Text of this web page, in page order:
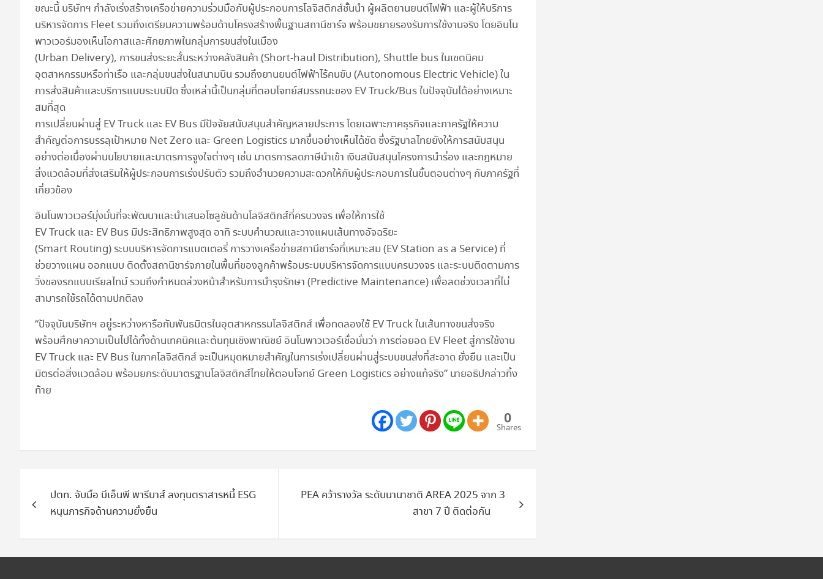
ขณะนี้ บริษัทฯ กำลังเร่งสร้างเครือข่ายความร่วมมือกับผู้ประกอบการโลจิสติกส์ชั้นนำ ผู้ผลิตยานยนต์ไฟฟ้า และผู้ให้บริการ
บริหารจัดการ Fleet รวมถึงเตรียมความพร้อมด้านโครงสร้างพื้นฐานสถานีชาร์จ พร้อมขยายรองรับการใช้งานจริง โดยอินโน
พาวเวอร์มองเห็นโอกาสและศักยภาพในกลุ่มการขนส่งในเมือง
(Urban Delivery), การขนส่งระยะสั้นระหว่างคลังสินค้า (Short-haul Distribution), Shuttle bus ในเขตนิคม
อุตสาหกรรมหรือท่าเรือ และกลุ่มขนส่งในสนามบิน รวมถึงยานยนต์ไฟฟ้าไร้คนขับ (Autonomous Electric Vehicle) ใน
การส่งสินค้าและบริการแบบระบบปิด ซึ่งเหล่านี้เป็นกลุ่มที่ตอบโจทย์สมรรถนะของ EV Truck/Bus ในปัจจุบันได้อย่างเหมาะ
สมที่สุด
การเปลี่ยนผ่านสู่ EV Truck และ EV Bus มีปัจจัยสนับสนุนสำคัญหลายประการ โดยเฉพาะภาคธุรกิจและภาครัฐให้ความ
สำคัญต่อการบรรลุเป้าหมาย Net Zero และ Green Logistics มากขึ้นอย่างเห็นได้ชัด ซึ่งรัฐบาลไทยยังให้การสนับสนุน
อย่างต่อเนื่องผ่านนโยบายและมาตรการจูงใจต่างๆ เช่น มาตรการลดภาษีนำเข้า เงินสนับสนุนโครงการนำร่อง และกฎหมาย
สิ่งแวดล้อมที่ส่งเสริมให้ผู้ประกอบการเร่งปรับตัว รวมถึงอำนวยความสะดวกให้กับผู้ประกอบการในขั้นตอนต่างๆ กับภาครัฐที่
เกี่ยวข้อง
อินโนพาวเวอร์มุ่งมั่นที่จะพัฒนาและนำเสนอโซลูชันด้านโลจิสติกส์ที่ครบวงจร เพื่อให้การใช้
EV Truck และ EV Bus มีประสิทธิภาพสูงสุด อาทิ ระบบคำนวณและวางแผนเส้นทางอัจฉริยะ
(Smart Routing) ระบบบริหารจัดการแบตเตอรี่ การวางเครือข่ายสถานีชาร์จที่เหมาะสม (EV Station as a Service) ที่
ช่วยวางแผน ออกแบบ ติดตั้งสถานีชาร์จภายในพื้นที่ของลูกค้าพร้อมระบบบริหารจัดการแบบครบวงจร และระบบติดตามการ
วิ่งของรถแบบเรียลไทม์ รวมถึงกำหนดล่วงหน้าสำหรับการบำรุงรักษา (Predictive Maintenance) เพื่อลดช่วงเวลาที่ไม่
สามารถใช้รถได้ตามปกติลง
“ปัจจุบันบริษัทฯ อยู่ระหว่างหารือกับพันธมิตรในอุตสาหกรรมโลจิสติกส์ เพื่อทดลองใช้ EV Truck ในเส้นทางขนส่งจริง
พร้อมศึกษาความเป็นไปได้ทั้งด้านเทคนิคและต้นทุนเชิงพาณิชย์ อินโนพาวเวอร์เชื่อมั่นว่า การต่อยอด EV Fleet สู่การใช้งาน
EV Truck และ EV Bus ในภาคโลจิสติกส์ จะเป็นหมุดหมายสำคัญในการเร่งเปลี่ยนผ่านสู่ระบบขนส่งที่สะอาด ยั่งยืน และเป็น
มิตรต่อสิ่งแวดล้อม พร้อมยกระดับมาตรฐานโลจิสติกส์ไทยให้ตอบโจทย์ Green Logistics อย่างแท้จริง” นายอธิปกล่าวทิ้ง
ท้าย
0
Shares
เรื่องปตท. จับมือ บีเอ็นพี พารีบาส์ ลงทุนตราสารหนี้ ESG
หนุนภารกิจด้านความยั่งยืน
PEA คว้ารางวัล ระดับนานาชาติ AREA 2025 จาก 3
สาขา 7 ปี ติดต่อกัน